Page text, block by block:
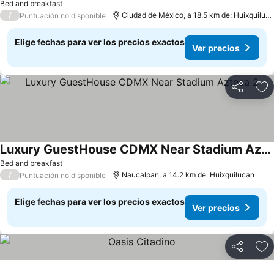
Bed and breakfast
/
Puntuación no disponible Ciudad de México, a 18.5 km de: Huixquilucan
Elige fechas para ver los precios exactos
Ver precios
Compartir
Bed and breakfast
Luxury GuestHouse CDMX Near Stadium Azteca 2
/ Puntuación no disponible Naucalpan, a 14.2 km de: Huixquilucan
Elige fechas para ver los precios exactos
Ver precios
Compartir